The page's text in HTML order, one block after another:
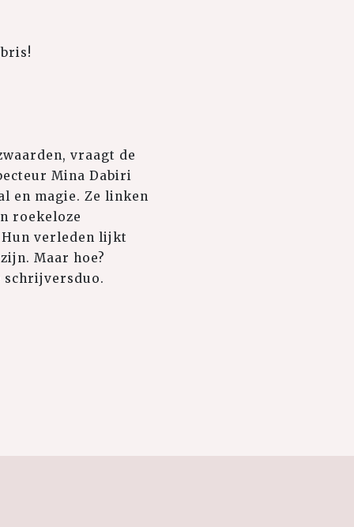
vraagt de
Mina Dabiri
en magie. Ze linken
roekeloze
Hun verleden lijkt
Maar hoe?
schrijversduo.